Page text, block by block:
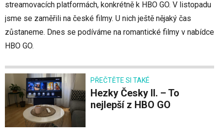
streamovacích platformách, konkrétně k HBO GO. V listopadu
jsme se zaměřili na české filmy. U nich ještě nějaký čas
zůstaneme. Dnes se podíváme na romantické filmy v nabídce
HBO GO.
PŘEČTĚTE SI TAKÉ
Hezky Česky II. – To
nejlepší z HBO GO